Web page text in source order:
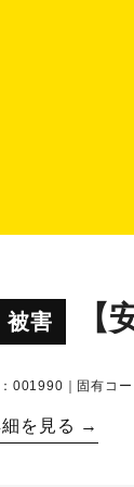
被害 【
：001990｜固有コ
細を見る →